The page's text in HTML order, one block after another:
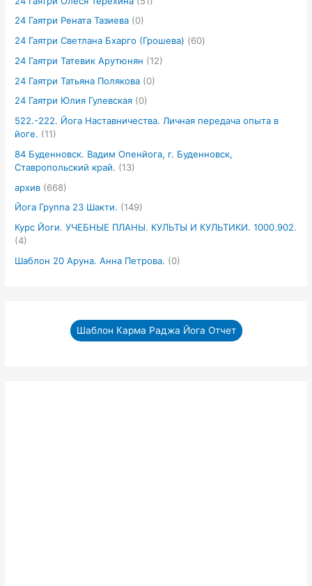
24 Гаятри Рената Тазиева (0)
24 Гаятри Светлана Бхарго (Грошева) (60)
24 Гаятри Татевик Арутюнян (12)
24 Гаятри Татьяна Полякова (0)
24 Гаятри Юлия Гулевская (0)
522.-222. Йога Наставничества. Личная передача опыта в
йоге. (11)
84 Буденновск. Вадим Опенйога, г. Буденновск,
Ставропольский край. (13)
архив (668)
Йога Группа 23 Шакти. (149)
Курс Йоги. УЧЕБНЫЕ ПЛАНЫ. КУЛЬТЫ И КУЛЬТИКИ. 1000.902.
(4)
Шаблон 20 Аруна. Анна Петрова. (0)
Шаблон Карма Раджа Йога Отчет